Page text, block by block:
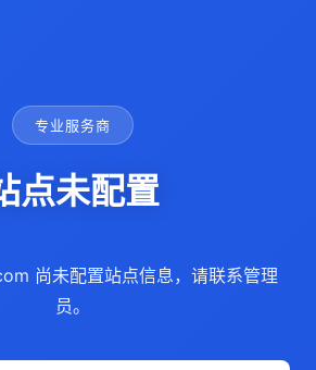
专业服务商
点未配置
尚未配置站点信息，请联系管理
员。